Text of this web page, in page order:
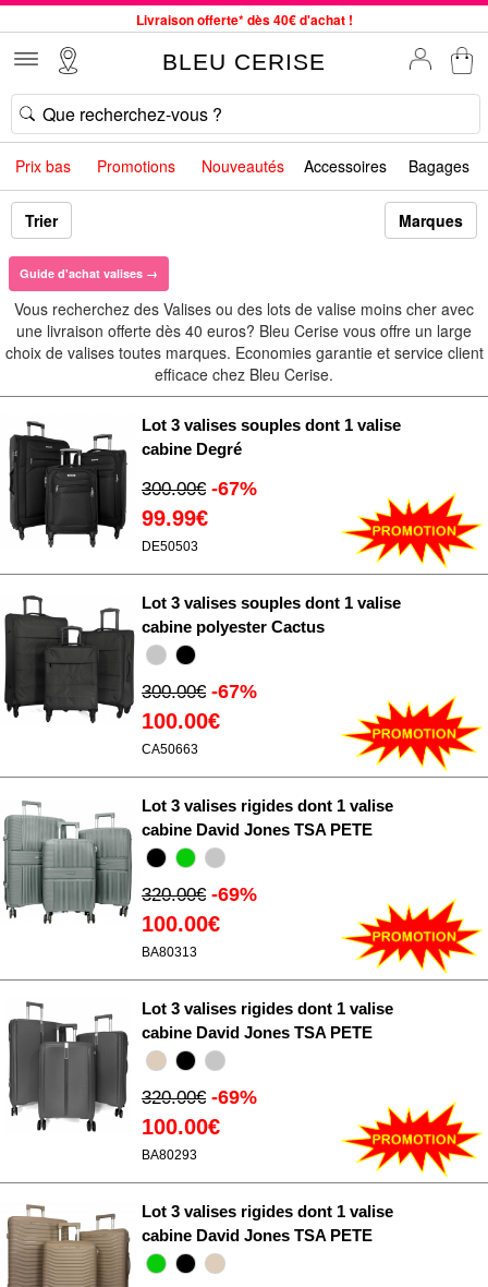
Service client à votre écoute au 04 66 35 94 97
Commande avant 12h expédiée le jour même, du lundi au vendredi
Bon shopping chez BLEU CERISE !
Jusqu'à -75% sur le site du 29/07 au 27/08
Samsonite, Delsey, American Tourister, Little Marcel à Prix Bas
BLEU CERISE
Prix bas Promotions Nouveautés Accessoires Bagages
Trier Marques
Guide d'achat valises →
Vous recherchez des Valises ou des lots de valise moins cher avec
une livraison offerte dès 40 euros? Bleu Cerise vous offre un large
choix de valises toutes marques. Economies garantie et service client
efficace chez Bleu Cerise.
Lot 3 valises souples dont 1 valise
cabine Degré
300.00€ -67%
99.99€
DE50503
Lot 3 valises souples dont 1 valise
cabine polyester Cactus
300.00€ -67%
100.00€
CA50663
Lot 3 valises rigides dont 1 valise
cabine David Jones TSA PETE
320.00€ -69%
100.00€
BA80313
Lot 3 valises rigides dont 1 valise
cabine David Jones TSA PETE
320.00€ -69%
100.00€
BA80293
Lot 3 valises rigides dont 1 valise
cabine David Jones TSA PETE